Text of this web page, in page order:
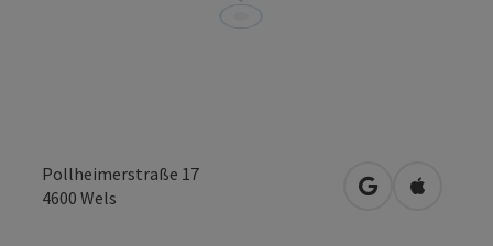
Pollheimerstraße 17
4600 Wels Otevřít vOtevřít v